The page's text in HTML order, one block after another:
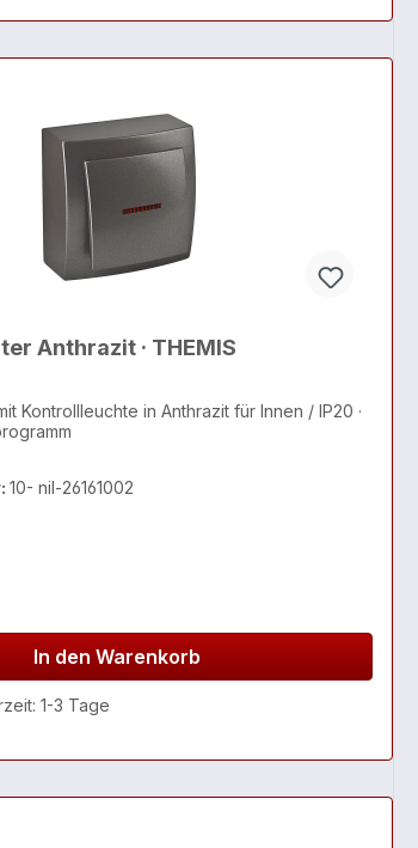
Anthrazit · THEMIS
Kontrollleuchte in Anthrazit für Innen / IP20 ·
10- nil-26161002
In den Warenkorb
1-3 Tage